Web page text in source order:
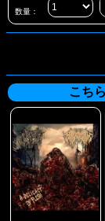
数量：
こち